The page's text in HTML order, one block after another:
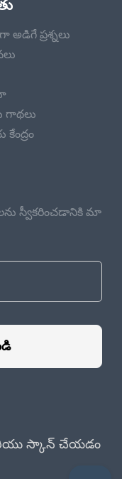
అడిగే ప్రశ్నలు
స్వీకరించడానికి మా
స్కాన్ చేయడం